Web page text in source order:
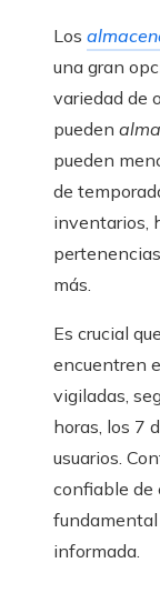
Los
una gran
variedad de
pueden
pueden
de
inventarios,
más.
Es crucial
encuentren
vigiladas,
horas, los 7
usuarios.
confiable de
informada.